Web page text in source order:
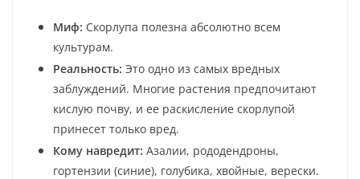
Миф: Скорлупа полезна абсолютно всем
культурам.
Реальность: Это одно из самых вредных
заблуждений. Многие растения предпочитают
кислую почву, и ее раскисление скорлупой
принесет только вред.
Кому навредит: Азалии, рододендроны,
гортензии (синие), голубика, хвойные, верески.